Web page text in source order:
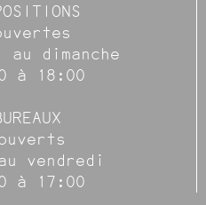
au dimanche
à 18:00
vendredi
à 17:00